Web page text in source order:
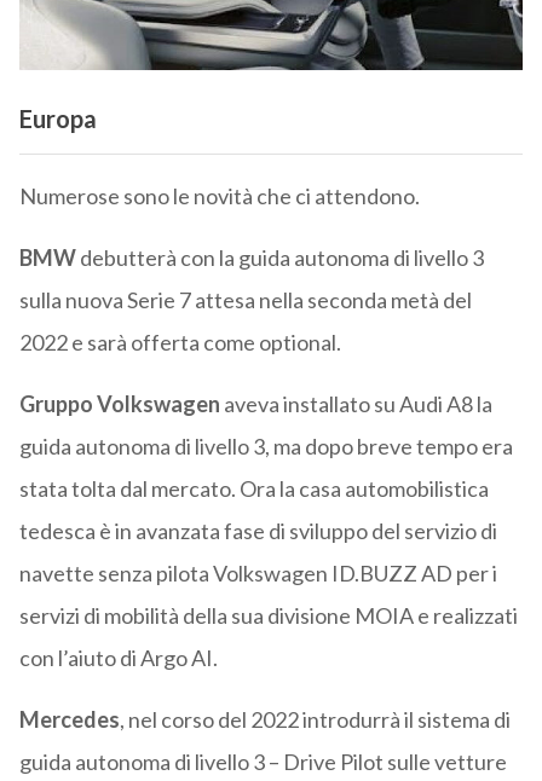
Europa
Numerose sono le novità che ci attendono.
BMWdebutterà con la guida autonoma di livello 3
sulla nuova Serie 7 attesa nella seconda metà del
2022 e sarà offerta come optional.
Gruppo Volkswagen aveva installato su Audi A8 la
guida autonoma di livello 3, ma dopo breve tempo era
stata tolta dal mercato. Ora la casa automobilistica
tedesca è in avanzata fase di sviluppo del servizio di
navette senza pilota Volkswagen ID.BUZZ AD per i
servizi di mobilità della sua divisione MOIA e realizzati
con l’aiuto di Argo AI.
Mercedes, nel corso del 2022 introdurrà il sistema di
guida autonoma di livello 3 – Drive Pilot sulle vetture